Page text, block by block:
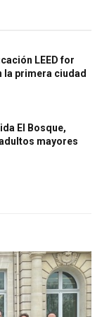
LEED for
la primera ciudad
El Bosque,
mayores